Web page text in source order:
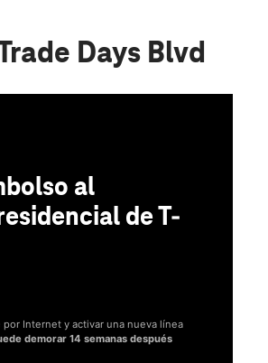
Days Blvd
al
de T-
Internet y activar una nueva línea
demorar 14 semanas después